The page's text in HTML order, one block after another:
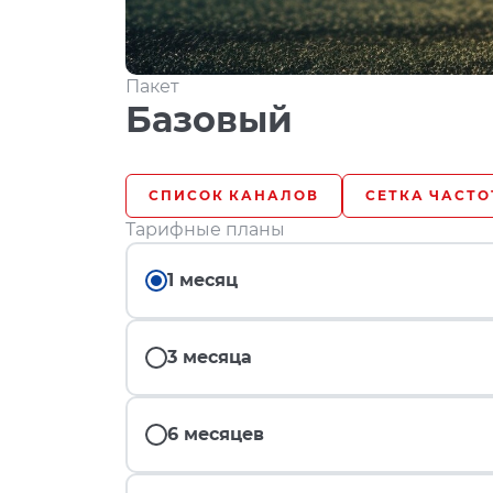
Пакет
Базовый
СПИСОК КАНАЛОВ СЕТКА
Тарифные планы
1 месяц
3 месяца
6 месяцев